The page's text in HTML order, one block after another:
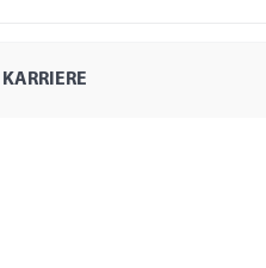
KARRIERE